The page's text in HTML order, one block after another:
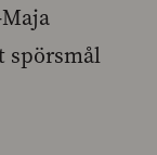
spörsmål